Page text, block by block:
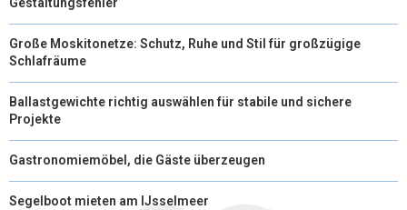
Große Moskitonetze: Schutz, Ruhe und Stil für großzügige
Schlafräume
Ballastgewichte richtig auswählen für stabile und sichere
Projekte
Gastronomiemöbel, die Gäste überzeugen
Segelboot mieten am IJsselmeer